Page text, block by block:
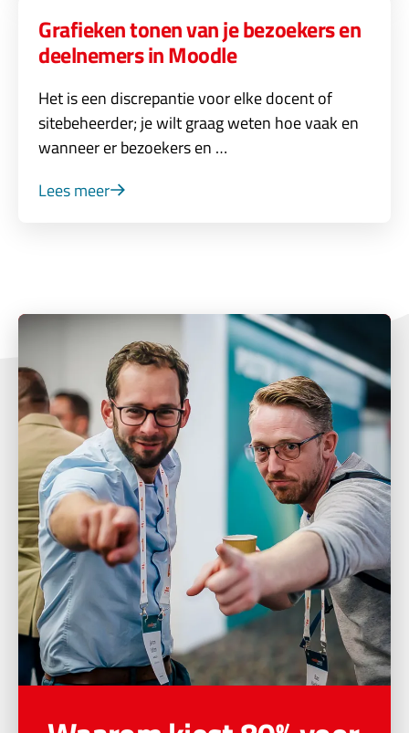
Grafieken tonen van je bezoekers en
deelnemers in Moodle
Het is een discrepantie voor elke docent of
sitebeheerder; je wilt graag weten hoe vaak en
wanneer er bezoekers en …
Lees meer